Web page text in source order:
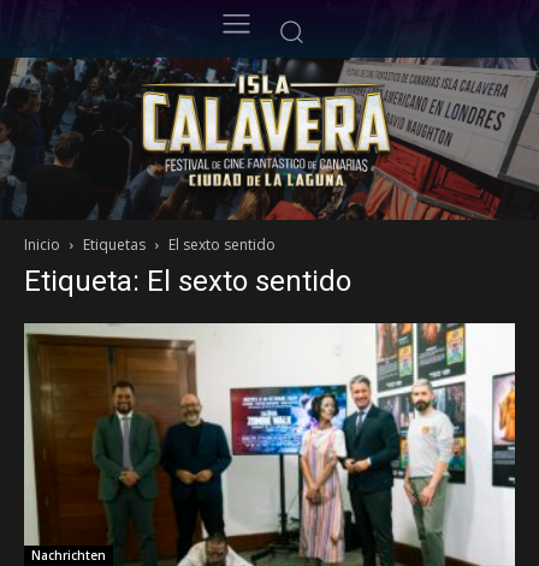
Inicio Etiquetas El sexto sentido
Etiqueta: El sexto sentido
Nachrichten